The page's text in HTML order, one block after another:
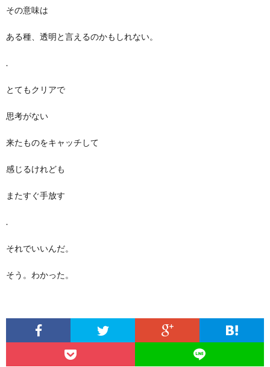
その意味は
ある種、透明と言えるのかもしれない。
.
とてもクリアで
思考がない
来たものをキャッチして
感じるけれども
またすぐ手放す
.
それでいいんだ。
そう。わかった。